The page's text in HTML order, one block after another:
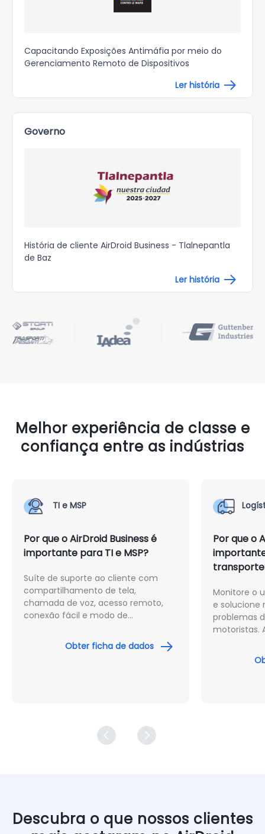
Capacitando Exposições Antimáfia por meio do
Gerenciamento Remoto de Dispositivos
Ler história
Governo
História de cliente AirDroid Business - Tlalnepantla
de Baz
Ler história
Melhor experiência de classe e
confiança entre as indústrias
Logística e Transporte
Por que o AirDroid Business é
importante para logística e
Monitore o uso de roaming de dados
e solucione remotamente os
problemas dos dispositivos dos
atualizações de aplicativos sem
Por que o
saúde?
Gerencie
dispositivos
atualize os
fornecer
hábil com
Descubra o que nossos clientes